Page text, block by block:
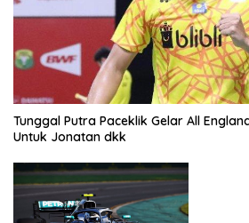
Tunggal Putra Paceklik Gelar All
Untuk Jonatan dkk